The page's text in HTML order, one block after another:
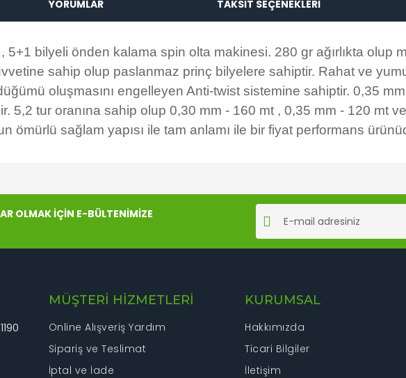
YORUMLAR TAKSİT SEÇENEKLERİ
bilyeli önden kalama spin olta makinesi. 280 gr ağırlıkta olup
sahip olup paslanmaz prinç bilyelere sahiptir. Rahat ve
oluşmasını engelleyen Anti-twist sistemine sahiptir. 0,35
5,2 tur oranına sahip olup 0,30 mm - 160 mt , 0,35 mm - 120 mt
ömürlü sağlam yapısı ile tam anlamı ile bir fiyat performans
OLMAK İÇİN E-BÜLTENİMİZE
MÜŞTERİ HİZMETLERİ
Online Alışveriş Yardım
Sipariş ve Teslimat
İptal ve İade
KURUMSAL
Hakkımızda
Ticari Bilgiler
İletişim